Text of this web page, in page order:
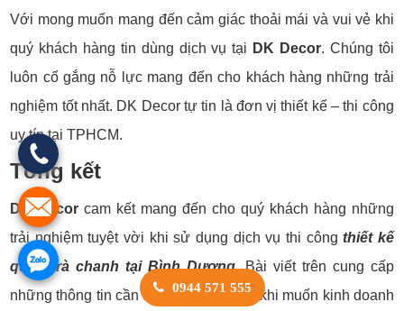
Với mong muốn mang đến cảm giác thoải mái và vui vẻ khi
quý khách hàng tin dùng dịch vụ tại DK Decor. Chúng tôi
luôn cố gắng nỗ lực mang đến cho khách hàng những trải
nghiệm tốt nhất. DK Decor tự tin là đơn vị thiết kế – thi công
uy tín tại TPHCM.
Tổng kết
DK Decor cam kết mang đến cho quý khách hàng những
trải nghiệm tuyệt vời khi sử dụng dịch vụ thi côngthiết kế
quán trà chanh tại Bình Dương. Bài viết trên cung cấp
những thông tin cần thiết cần chuẩn bị khi muốn kinh doanh
0944 571 555